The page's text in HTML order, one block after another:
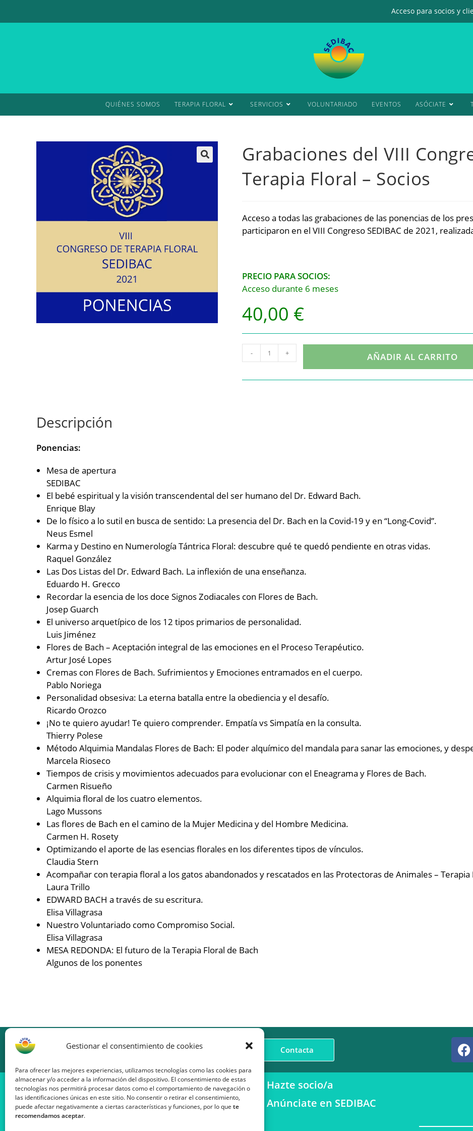
Gestionar el consentimiento de cookies
Para ofrecer las mejores experiencias, utilizamos tecnologías como las cookies para
almacenar y/o acceder a la información del dispositivo. El consentimiento de estas
tecnologías nos permitirá procesar datos como el comportamiento de navegación o
las identificaciones únicas en este sitio. No consentir o retirar el consentimiento,
puede afectar negativamente a ciertas características y funciones, por lo que te
recomendamos aceptar.
Acceso para socios y
QUIÉNES SOMOS TERAPIA FLORAL SERVICIOS VOLUNTARIADO EVENTOS ASÓCIATE
Grabaciones del VIII
Terapia Floral – Socios
Acceso a todas las grabaciones de las ponencias de los
participaron en el VIII Congreso SEDIBAC de 2021,
PRECIO PARA SOCIOS:
Acceso durante 6 meses
40,00 €
- + AÑADIR AL CARRITO
Descripción
Ponencias:
Mesa de apertura
SEDIBAC
El bebé espiritual y la visión transcendental del ser humano del Dr. Edward Bach.
Enrique Blay
De lo físico a lo sutil en busca de sentido: La presencia del Dr. Bach en la Covid-19 y en “Long-Covid”.
Neus Esmel
Karma y Destino en Numerología Tántrica Floral: descubre qué te quedó pendiente en otras vidas.
Raquel González
Las Dos Listas del Dr. Edward Bach. La inflexión de una enseñanza.
Eduardo H. Grecco
Recordar la esencia de los doce Signos Zodiacales con Flores de Bach.
Josep Guarch
El universo arquetípico de los 12 tipos primarios de personalidad.
Luis Jiménez
Flores de Bach – Aceptación integral de las emociones en el Proceso Terapéutico.
Artur José Lopes
Cremas con Flores de Bach. Sufrimientos y Emociones entramados en el cuerpo.
Pablo Noriega
Personalidad obsesiva: La eterna batalla entre la obediencia y el desafío.
Ricardo Orozco
¡No te quiero ayudar! Te quiero comprender. Empatía vs Simpatía en la consulta.
Thierry Polese
Método Alquimia Mandalas Flores de Bach: El poder alquímico del mandala para sanar las emociones, y
Marcela Rioseco
Tiempos de crisis y movimientos adecuados para evolucionar con el Eneagrama y Flores de Bach.
Carmen Risueño
Alquimia floral de los cuatro elementos.
Lago Mussons
Las flores de Bach en el camino de la Mujer Medicina y del Hombre Medicina.
Carmen H. Rosety
Optimizando el aporte de las esencias florales en los diferentes tipos de vínculos.
Claudia Stern
Acompañar con terapia floral a los gatos abandonados y rescatados en las Protectoras de Animales – Terapia
Laura Trillo
EDWARD BACH a través de su escritura.
Elisa Villagrasa
Nuestro Voluntariado como Compromiso Social.
Elisa Villagrasa
MESA REDONDA: El futuro de la Terapia Floral de Bach
Algunos de los ponentes
SOCIEDAD PARA EL ESTUDIO Y LA DIFUSIÓN DE LA
Contacta
Pasaje Font, 14, altillo 4. 08013 Barcelona
Tel. +34 932 478 871
info@sedibac.org
Hazte socio/a
Anúnciate en SEDIBAC